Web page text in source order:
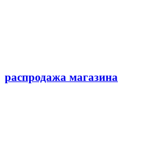
распродажа магазина